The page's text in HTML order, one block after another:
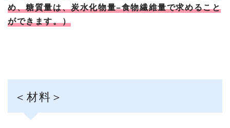
め、糖質量は、炭水化物量−食物繊維量で求めること
ができます。）
＜材料＞